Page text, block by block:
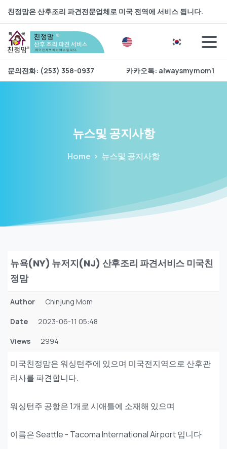
친정맘은 산후조리 파견전문업체로 미국 전역에 서비스 됩니다.
문의전화: (253) 358-0937 카카오톡: alwaysmymom1
뉴스및 공지사항
Home 뉴스및 공지사항
뉴욕(NY) 뉴저지(NJ) 산후조리 파견서비스 미국친
정맘
Author Chinjung Mom
Date 2023-06-11 05:48
Views 2994
미국친정맘은 워싱턴주에 있으며 미국전지역으로 산후관
리사를 파견합니다.
워싱턴주 공항은 1개로 시애틀에 소재해 있으며
이름은 Seattle - Tacoma International Airport 입니다